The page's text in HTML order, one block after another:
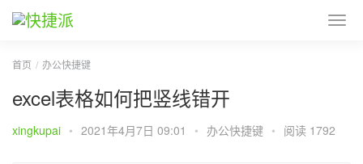
首页 办公快捷键
excel表格如何把竖线错开
xingkupai • 2021年4月7日 09:01 • 办公快捷键 • 阅读 1792